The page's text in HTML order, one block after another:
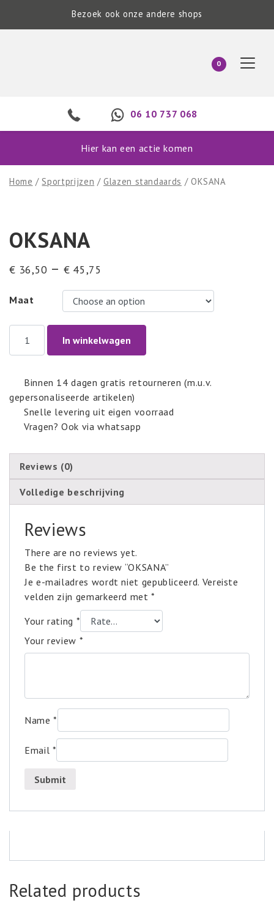
Bezoek ook onze andere shops
0
06 10 737 068
Hier kan een actie komen
Home /Sportprijzen /Glazen standaards / OKSANA
OKSANA
€ 36,50 – € 45,75
Maat
quantity
In winkelwagen
Binnen 14 dagen gratis retourneren (m.u.v.
gepersonaliseerde artikelen)
Snelle levering uit eigen voorraad
Vragen? Ook via whatsapp
Reviews (0)
Volledige beschrijving
Reviews
There are no reviews yet.
Be the first to review “OKSANA”
Je e-mailadres wordt niet gepubliceerd. Vereiste
velden zijn gemarkeerd met*
Your rating *
Your review *
Name*
Email *
Related products